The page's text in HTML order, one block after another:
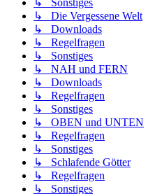
↳ Die Vergessene Welt
↳ Downloads
↳ Regelfragen
↳ Sonstiges
↳ NAH und FERN
↳ Downloads
↳ Regelfragen
↳ Sonstiges
↳ OBEN und UNTEN
↳ Regelfragen
↳ Sonstiges
↳ Schlafende Götter
↳ Regelfragen
↳ Sonstiges